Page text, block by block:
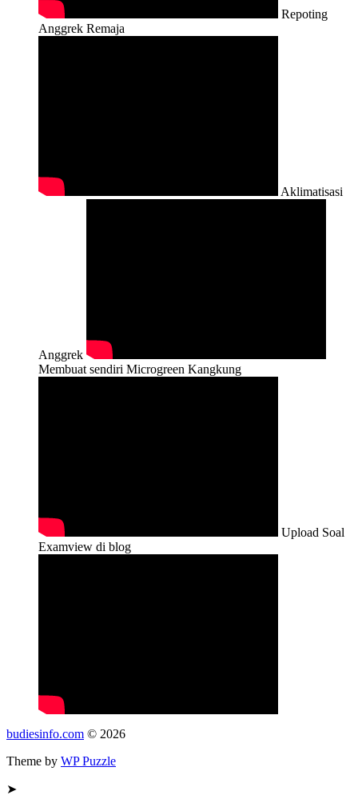
Repoting
Anggrek Remaja
Aklimatisasi
Anggrek
Membuat sendiri Microgreen Kangkung
Upload Soal
Examview di blog
budiesinfo.com © 2026
Theme by WP Puzzle
➤